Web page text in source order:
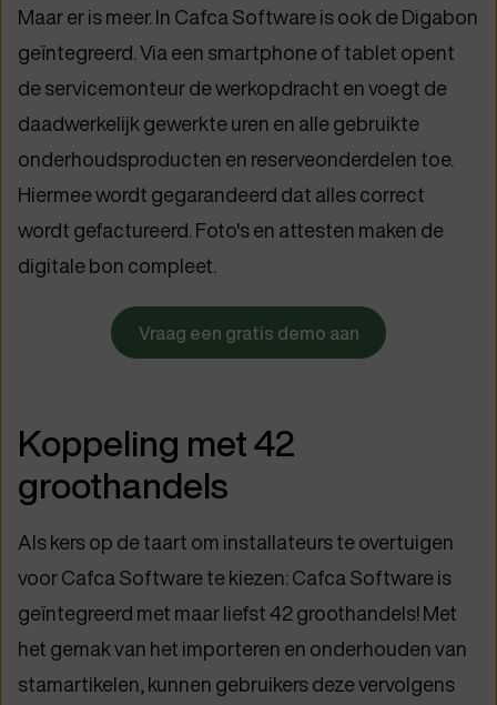
Maar er is meer. In Cafca Software is ook de Digabon
geïntegreerd. Via een smartphone of tablet opent
de servicemonteur de werkopdracht en voegt de
daadwerkelijk gewerkte uren en alle gebruikte
onderhoudsproducten en reserveonderdelen toe.
Hiermee wordt gegarandeerd dat alles correct
wordt gefactureerd. Foto's en attesten maken de
digitale bon compleet.
Vraag een gratis demo aan
Koppeling met 42
groothandels
Als kers op de taart om installateurs te overtuigen
voor Cafca Software te kiezen: Cafca Software is
geïntegreerd met maar liefst 42 groothandels! Met
het gemak van het importeren en onderhouden van
stamartikelen, kunnen gebruikers deze vervolgens